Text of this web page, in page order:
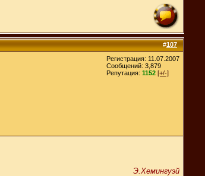
#107
Регистрация: 11.07.2007
Сообщений: 3,879
Репутация: 1152 [+/-]
Э.Хемингуэй